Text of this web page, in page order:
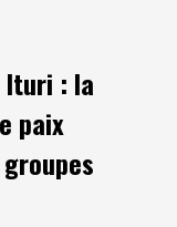
Ituri : la
paix